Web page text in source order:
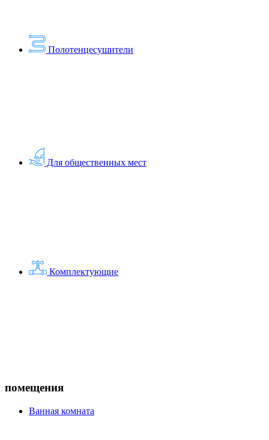
Полотенцесушители
Для общественных мест
Комплектующие
помещения
Ванная комната